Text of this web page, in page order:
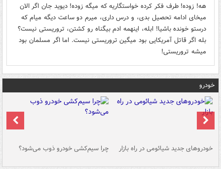
هه! زوده! طرف فکر کرده خواستگاریه که میگه زوده! دیوید جان اگر الان
میخای ادامه تحصیل بدی، و درس داری، میرم دو ساعت دیگه میام که
درستو خونده باشیا! ابله، اینهمه ادم بیگناه رو کشتن، تروریستی نیست؟
بله اگر قاتل آمریکایی بود میگین تروریستی نیست. اما اگر مسلمان بود
میشه تروریستی!
خودرو
خودروهای جدید شیائومی در راه بازار چرا سیم‌کشی خودرو ذوب می‌شود؟